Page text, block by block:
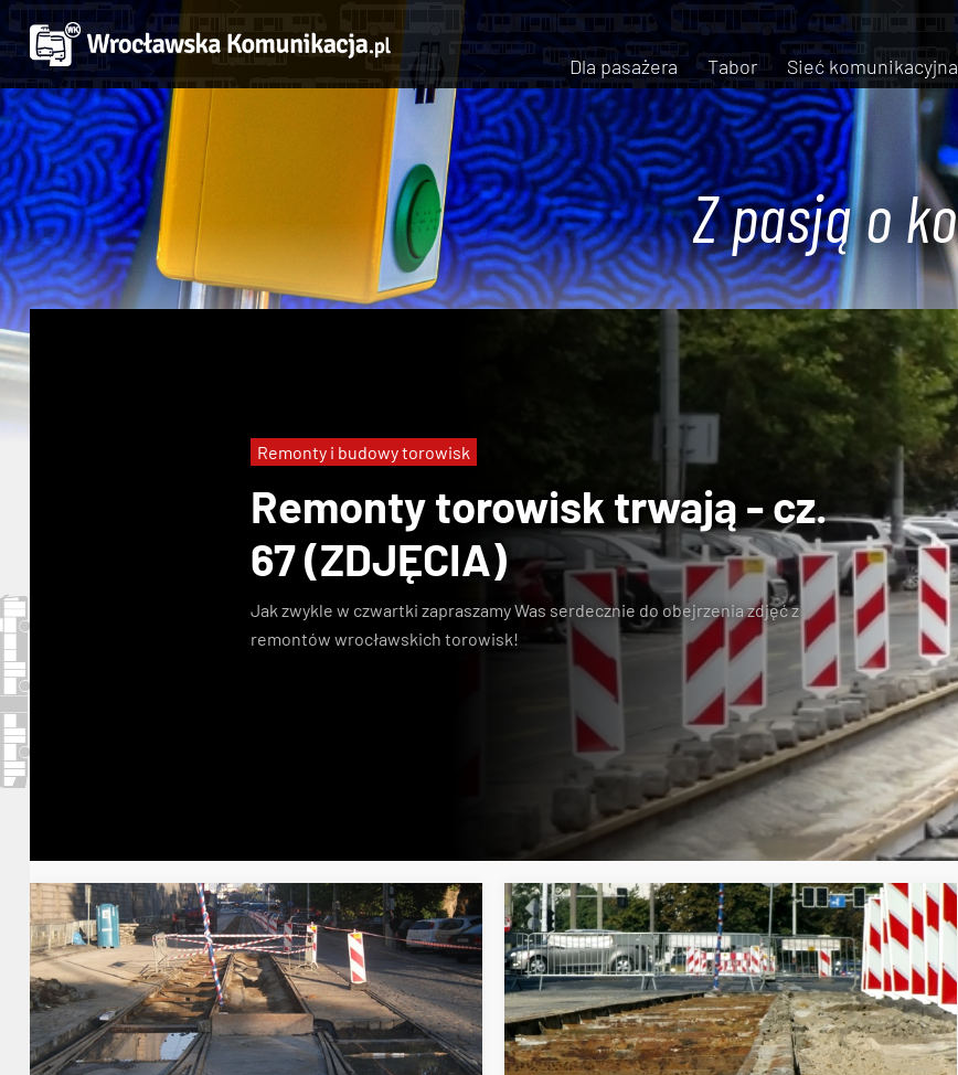
Dla pasażera Tabor Sieć komunikacyjna
Z pasją o
Remonty torowisk trwają - cz.
67 (ZDJĘCIA)
Jak zwykle w czwartki zapraszamy Was serdecznie do obejrzenia zdjęć z
remontów wrocławskich torowisk!
Remonty i budowy torowisk